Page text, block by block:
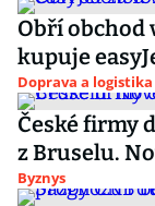
Obří obchod
kupuje
Doprava a logistika
České firmy
z Bruselu.
Byznys